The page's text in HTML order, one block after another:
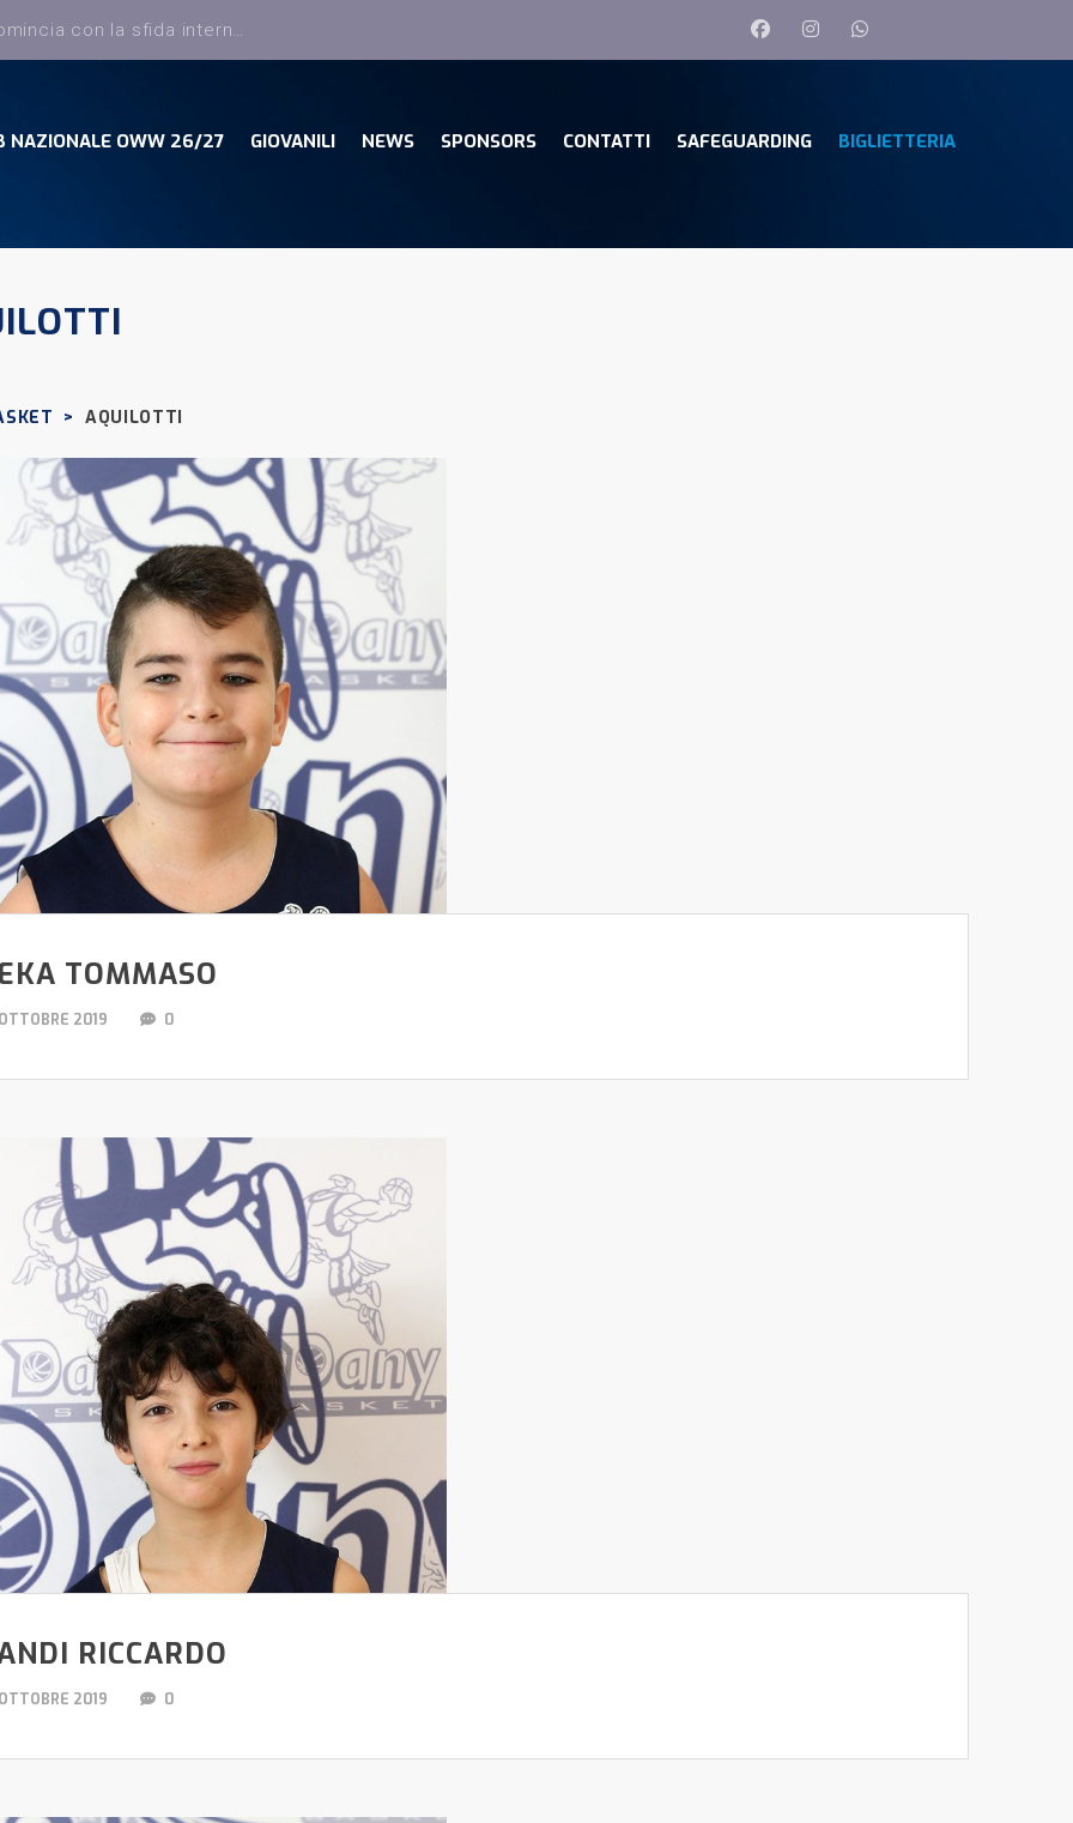
Dany Basket, torna Sciatti ed entra nello staff tecnico della Prima Squadra
NAZIONALE OWW 26/27 GIOVANILI NEWS SPONSORS CONTATTI SAFEGUARDING BIGLIETTERIA
> AQUILOTTI
TOMMASO
2019 0
RICCARDO
2019 0